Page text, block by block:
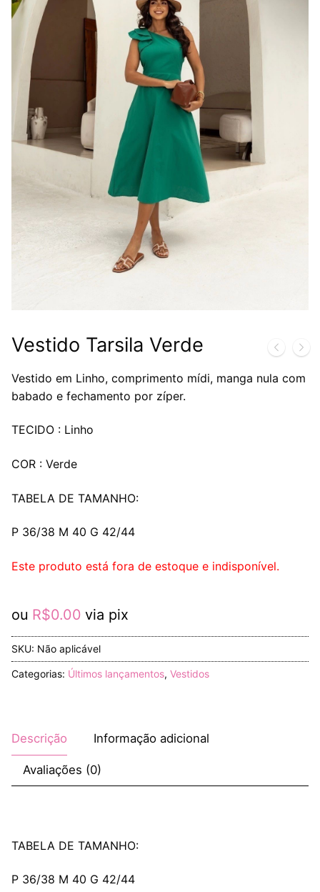
Vestido Tarsila Verde
Vestido em Linho, comprimento mídi, manga nula com
babado e fechamento por zíper.
TECIDO : Linho
COR : Verde
TABELA DE TAMANHO:
P 36/38 M 40 G 42/44
Este produto está fora de estoque e indisponível.
ou R$0.00 via pix
SKU: Não aplicável
Categorias: Últimos lançamentos, Vestidos
Descrição Informação adicional
Avaliações (0)
TABELA DE TAMANHO:
P 36/38 M 40 G 42/44